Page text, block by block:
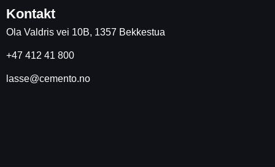
Kontakt
Ola Valdris vei 10B, 1357 Bekkestua
+47 412 41 800
lasse@cemento.no